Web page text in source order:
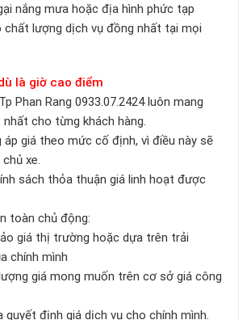
mưa hoặc địa hình phức tạp
lượng dịch vụ đồng nhất tại mọi
là giờ cao điểm
Phan Rang 0933.07.2424 luôn mang
cho từng khách hàng.
áp giá theo mức cố định, vì điều này sẽ
xe.
sách thỏa thuận giá linh hoạt được
toàn chủ động:
thị trường hoặc dựa trên trải
chính mình
giá mong muốn trên cơ sở giá công
định giá dịch vụ cho chính mình.